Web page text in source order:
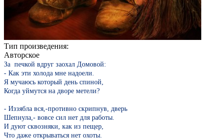
Тип произведения:
Авторское
За печкой вдруг заохал Домовой:
- Как эти холода мне надоели.
Я мучаюсь который день спиной,
Когда уймутся на дворе метели?
- Иззябла вся,-противно скрипнув, дверь
Шепнула,- вовсе сил нет для работы.
И дуют сквозняки, как из пещер,
Что даже открываться нет охоты.